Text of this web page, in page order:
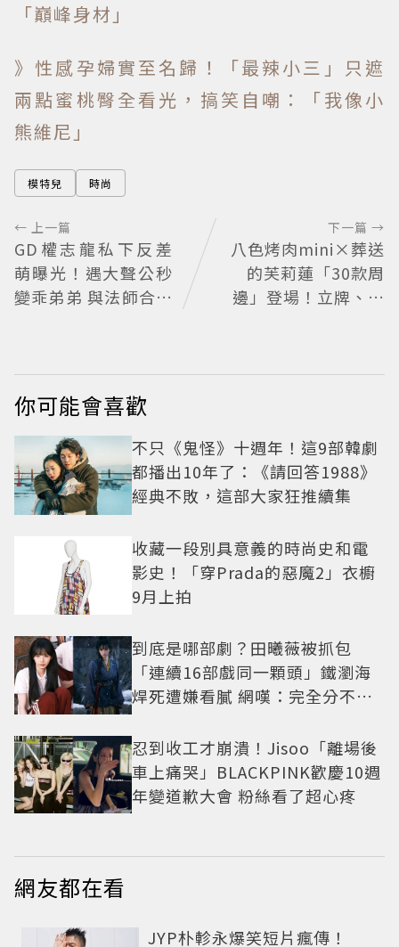
「巔峰身材」
》性感孕婦實至名歸！「最辣小三」只遮
兩點蜜桃臀全看光，搞笑自嘲：「我像小
熊維尼」
模特兒 時尚
← 上一篇
GD權志龍私下反差
萌曝光！遇大聲公秒
變乖弟弟 與法師合照
下一篇 →
八色烤肉mini×葬送
的芙莉蓮「30款周
邊」登場！立牌、鑰
你可能會喜歡
不只《鬼怪》十週年！這9部韓劇
都播出10年了：《請回答1988》
經典不敗，這部大家狂推續集
收藏一段別具意義的時尚史和電
影史！「穿Prada的惡魔2」衣櫥
9月上拍
到底是哪部劇？田曦薇被抓包
「連續16部戲同一顆頭」鐵瀏海
焊死遭嫌看膩 網嘆：完全分不出
忍到收工才崩潰！Jisoo「離場後
車上痛哭」BLACKPINK歡慶10週
年變道歉大會 粉絲看了超心疼
網友都在看
JYP朴軫永爆笑短片瘋傳！